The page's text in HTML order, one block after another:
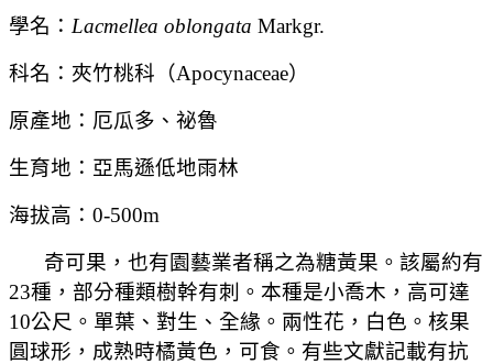
學名： Lacmellea oblongata Markgr.
科名：夾竹桃科（Apocynaceae）
原產地：厄瓜多 、祕魯
生育地：亞馬遜低地雨林
海拔高： 0-500m
奇可果，也有園藝業者稱之為糖黃果。該屬約有
23種，部分種類樹幹有刺。本種是小喬木，高可達
10公尺。單葉、對生、全緣。兩性花，白色。核果
圓球形，成熟時橘黃色，可食。有些文獻記載有抗